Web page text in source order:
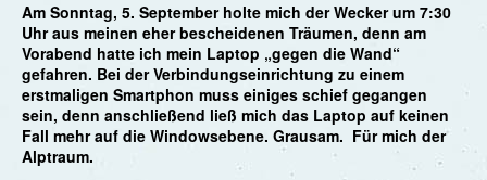
Am Sonntag, 5. September holte mich der Wecker um 7:30
Uhr aus meinen eher bescheidenen Träumen, denn am
Vorabend hatte ich mein Laptop „gegen die Wand“
gefahren. Bei der Verbindungseinrichtung zu einem
erstmaligen Smartphon muss einiges schief gegangen
sein, denn anschließend ließ mich das Laptop auf keinen
Fall mehr auf die Windowsebene. Grausam. Für mich der
Alptraum.